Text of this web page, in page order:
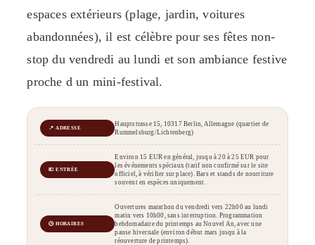
espaces extérieurs (plage, jardin, voitures
abandonnées), il est célèbre pour ses fêtes non-
stop du vendredi au lundi et son ambiance festive
proche d un mini-festival.
📍 ADRESSE
Hauptstrasse 15, 10317 Berlin, Allemagne (quartier de
Rummelsburg/Lichtenberg)
💶 ENTRÉE
Environ 15 EUR en général, jusqu à 20 à 25 EUR pour
les événements spéciaux (tarif non confirmé sur le site
officiel, à vérifier sur place). Bars et stands de nourriture
souvent en espèces uniquement.
🕒 HORAIRES
Ouvertures marathon du vendredi vers 22h00 au lundi
matin vers 10h00, sans interruption. Programmation
hebdomadaire du printemps au Nouvel An, avec une
pause hivernale (environ début mars jusqu à la
réouverture de printemps).